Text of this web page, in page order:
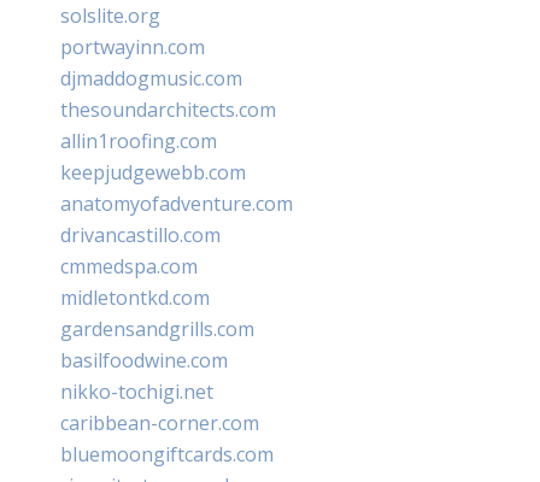
solslite.org
portwayinn.com
djmaddogmusic.com
thesoundarchitects.com
allin1roofing.com
keepjudgewebb.com
anatomyofadventure.com
drivancastillo.com
cmmedspa.com
midletontkd.com
gardensandgrills.com
basilfoodwine.com
nikko-tochigi.net
caribbean-corner.com
bluemoongiftcards.com